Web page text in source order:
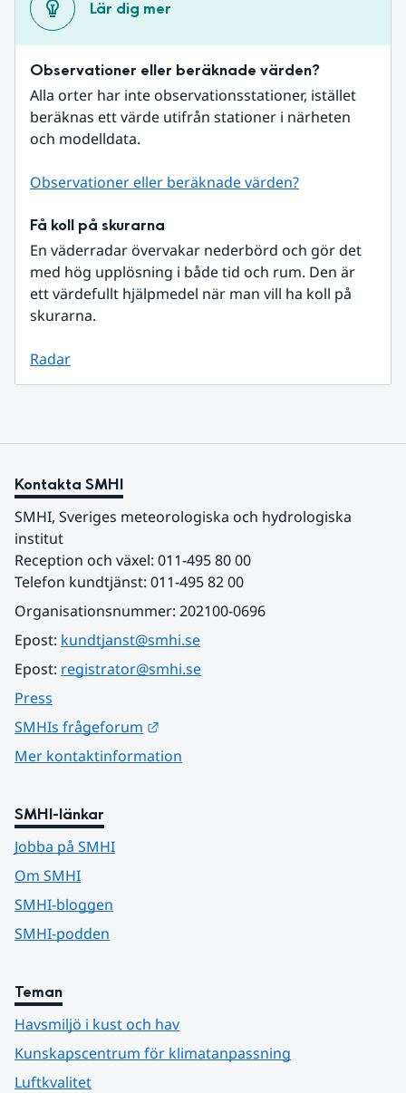
Lär dig mer
Observationer eller beräknade värden?
Alla orter har inte observationsstationer, istället
beräknas ett värde utifrån stationer i närheten
och modelldata.
Observationer eller beräknade värden?
Få koll på skurarna
En väderradar övervakar nederbörd och gör det
med hög upplösning i både tid och rum. Den är
ett värdefullt hjälpmedel när man vill ha koll på
skurarna.
Radar
Kontakta SMHI
SMHI, Sveriges meteorologiska och hydrologiska
institut
Reception och växel: 011-495 80 00
Telefon kundtjänst: 011-495 82 00
Organisationsnummer: 202100-0696
Epost: kundtjanst@smhi.se
Epost: registrator@smhi.se
Press
SMHIs frågeforum
Mer kontaktinformation
SMHI-länkar
Jobba på SMHI
Om SMHI
SMHI-bloggen
SMHI-podden
Teman
Havsmiljö i kust och hav
Kunskapscentrum för klimatanpassning
Luftkvalitet